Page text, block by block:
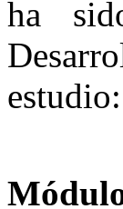
ha
estudio: